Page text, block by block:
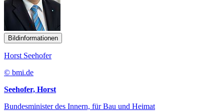
Bildinformationen
Horst Seehofer
© bmi.de
Seehofer, Horst
Bundesminister des Innern, für Bau und Heimat